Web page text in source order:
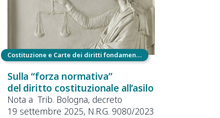
Costituzione e Carte dei diritti fondamentali
Sulla “forza normativa”
del diritto costituzionale all’asilo
Nota a Trib. Bologna, decreto
19 settembre 2025, N.R.G. 9080/2023